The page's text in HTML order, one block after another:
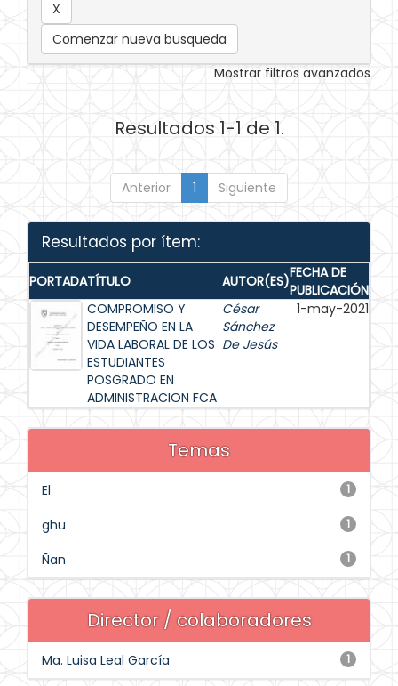
Comenzar nueva busqueda
Mostrar filtros avanzados
Resultados 1-1 de 1.
Anterior 1 Siguiente
Resultados por ítem:
PORTADATÍTULO AUTOR(ES)FECHA DE
PUBLICACIÓN
COMPROMISO Y
DESEMPEÑO EN LA
VIDA LABORAL DE LOS
ESTUDIANTES
POSGRADO EN
ADMINISTRACION FCA
César
Sánchez
De Jesús
1-may-2021
Temas
1
El
1
ghu
1
Ñan
Director / colaboradores
1
Ma. Luisa Leal García